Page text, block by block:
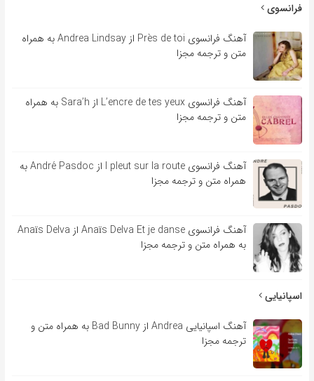
فرانسوی
آهنگ فرانسوی Près de toi از Andrea Lindsay به همراه
متن و ترجمه مجزا
آهنگ فرانسوی L’encre de tes yeux از Sara’h به همراه
متن و ترجمه مجزا
آهنگ فرانسوی l pleut sur la route از André Pasdoc به
همراه متن و ترجمه مجزا
آهنگ فرانسوی Anaïs Delva Et je danse از Anaïs Delva
به همراه متن و ترجمه مجزا
اسپانیایی
آهنگ اسپانیایی Andrea از Bad Bunny به همراه متن و
ترجمه مجزا